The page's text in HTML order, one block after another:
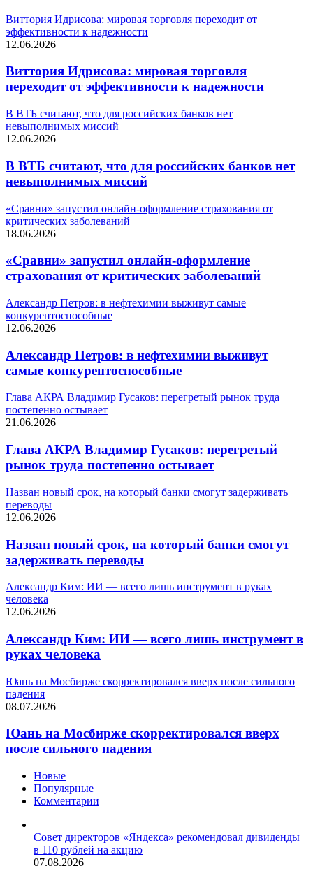
Виттория Идрисова: мировая торговля переходит от
эффективности к надежности
12.06.2026
Виттория Идрисова: мировая торговля
переходит от эффективности к надежности
В ВТБ считают, что для российских банков нет
невыполнимых миссий
12.06.2026
В ВТБ считают, что для российских банков нет
невыполнимых миссий
«Сравни» запустил онлайн-оформление страхования от
критических заболеваний
18.06.2026
«Сравни» запустил онлайн-оформление
страхования от критических заболеваний
Александр Петров: в нефтехимии выживут самые
конкурентоспособные
12.06.2026
Александр Петров: в нефтехимии выживут
самые конкурентоспособные
Глава АКРА Владимир Гусаков: перегретый рынок труда
постепенно остывает
21.06.2026
Глава АКРА Владимир Гусаков: перегретый
рынок труда постепенно остывает
Назван новый срок, на который банки смогут задерживать
переводы
12.06.2026
Назван новый срок, на который банки смогут
задерживать переводы
Александр Ким: ИИ — всего лишь инструмент в руках
человека
12.06.2026
Александр Ким: ИИ — всего лишь инструмент в
руках человека
Юань на Мосбирже скорректировался вверх после сильного
падения
08.07.2026
Юань на Мосбирже скорректировался вверх
после сильного падения
Новые
Популярные
Комментарии
Совет директоров «Яндекса» рекомендовал дивиденды
в 110 рублей на акцию
07.08.2026